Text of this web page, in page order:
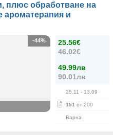
плюс обработване на
ароматерапия и
25.56€
46.02€
49.99лв
90.01лв
25.11 - 13.09
151 от 200
Варна
-44%